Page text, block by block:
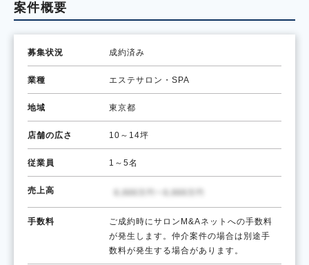
案件概要
募集状況 成約済み
業種 エステサロン・SPA
地域 東京都
店舗の広さ 10～14坪
従業員 1～5名
売上高
手数料
ご成約時にサロンM&Aネットへの手数料
が発生します。仲介案件の場合は別途手
数料が発生する場合があります。